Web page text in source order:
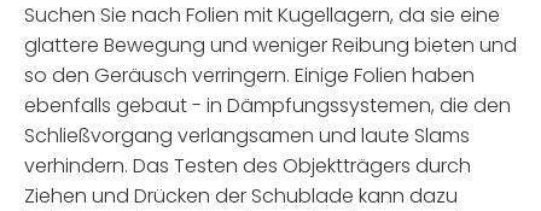
Suchen Sie nach Folien mit Kugellagern, da sie eine
glattere Bewegung und weniger Reibung bieten und
so den Geräusch verringern. Einige Folien haben
ebenfalls gebaut - in Dämpfungssystemen, die den
Schließvorgang verlangsamen und laute Slams
verhindern. Das Testen des Objektträgers durch
Ziehen und Drücken der Schublade kann dazu